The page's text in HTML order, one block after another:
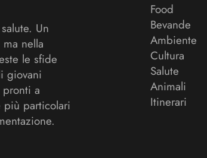
Un
nella
le sfide
giovani
a
più particolari
Food
Bevande
Ambiente
Cultura
Salute
Animali
Itinerari